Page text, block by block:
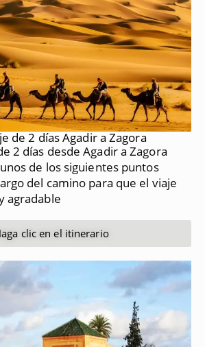
de 2 días Agadir a Zagora
2 días desde Agadir a Zagora
de los siguientes puntos
del camino para que el viaje
agradable
clic en el itinerario